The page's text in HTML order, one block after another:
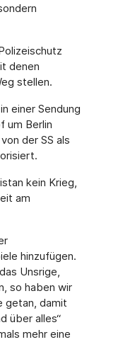
denen
stellen.
einer Sendung
um Berlin
der SS als
kein Krieg,
am
hinzufügen.
Unsrige,
so haben wir
getan, damit
über alles“
mehr eine